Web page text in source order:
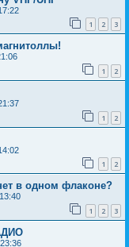
1 2 3
1 2
1 2
1 2
в одном флаконе?
1 2 3